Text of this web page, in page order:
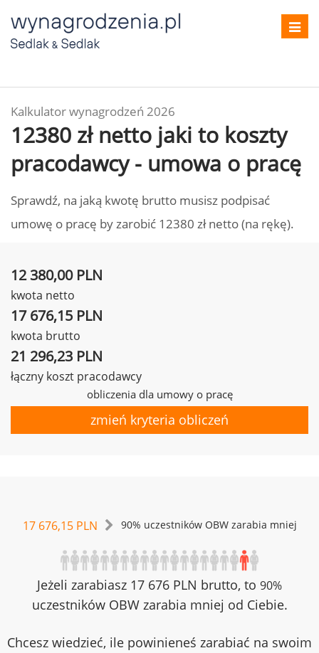
Kalkulator wynagrodzeń 2026
12380 zł netto jaki to koszty
pracodawcy - umowa o pracę
Sprawdź, na jaką kwotę brutto musisz podpisać
umowę o pracę by zarobić 12380 zł netto (na rękę).
12 380,00 PLN
kwota netto
17 676,15 PLN
kwota brutto
21 296,23 PLN
łączny koszt pracodawcy
obliczenia dla umowy o pracę
zmień kryteria obliczeń
17 676,15 PLN 90% uczestników OBW zarabia mniej
Jeżeli zarabiasz 17 676 PLN brutto, to 90%
uczestników OBW zarabia mniej od Ciebie.
Chcesz wiedzieć, ile powinieneś zarabiać na swoim